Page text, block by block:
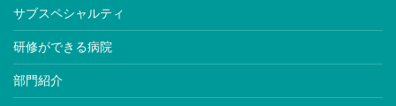
サブスペシャルティ
研修ができる病院
部門紹介